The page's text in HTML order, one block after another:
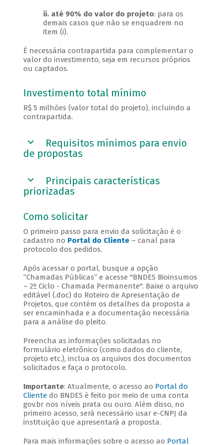
ii. até 90% do valor do projeto: para os
demais casos que não se enquadrem no
item (i).
É necessária contrapartida para complementar o
valor do investimento, seja em recursos próprios
ou captados.
Investimento total mínimo
R$ 5 milhões (valor total do projeto), incluindo a
contrapartida.
Requisitos mínimos para envio
de propostas
Principais características
priorizadas
Como solicitar
O primeiro passo para envio da solicitação é o
cadastro no Portal do Cliente– canal para
protocolo dos pedidos.
Após acessar o portal, busque a opção
“Chamadas Públicas” e acesse "BNDES Bioinsumos
– 2º Ciclo - Chamada Permanente". Baixe o arquivo
editável (.doc) do Roteiro de Apresentação de
Projetos, que contém os detalhes da proposta a
ser encaminhada e a documentação necessária
para a análise do pleito.
Preencha as informações solicitadas no
formulário eletrônico (como dados do cliente,
projeto etc.), inclua os arquivos dos documentos
solicitados e faça o protocolo.
Importante: Atualmente, o acesso ao Portal do
Clientedo BNDES é feito por meio de uma conta
gov.br nos níveis prata ou ouro. Além disso, no
primeiro acesso, será necessário usar e-CNPJ da
instituição que apresentará a proposta.
Para mais informações sobre o acesso ao Portal